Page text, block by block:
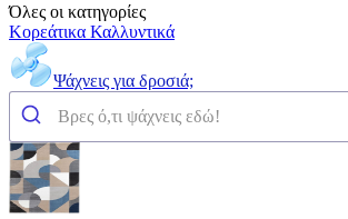
Όλες οι κατηγορίες
Κορεάτικα Καλλυντικά
Ψάχνεις για δροσιά;